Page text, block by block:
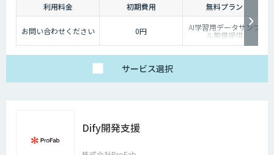
利用料金 初期費用 無料プラン
お問い合わせください 0円 AI学習用データサンプ
ル無償提供
サービス選択
Dify開発支援